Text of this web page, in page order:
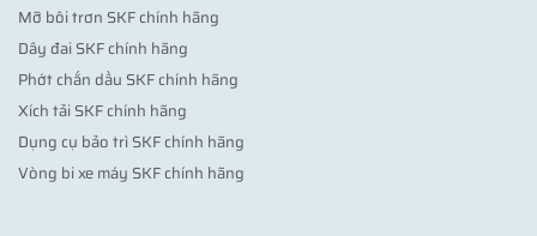
Mỡ bôi trơn SKF chính hãng
Dây đai SKF chính hãng
Phớt chắn dầu SKF chính hãng
Xích tải SKF chính hãng
Dụng cụ bảo trì SKF chính hãng
Vòng bi xe máy SKF chính hãng